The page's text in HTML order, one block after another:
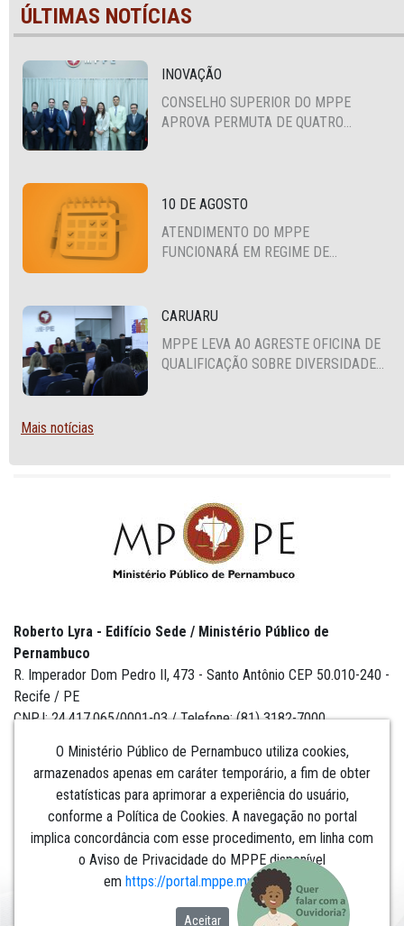
ÚLTIMAS NOTÍCIAS
INOVAÇÃO
CONSELHO SUPERIOR DO MPPE
APROVA PERMUTA DE QUATRO
10 DE AGOSTO
ATENDIMENTO DO MPPE
FUNCIONARÁ EM REGIME DE
CARUARU
MPPE LEVA AO AGRESTE OFICINA DE
QUALIFICAÇÃO SOBRE DIVERSIDADE
Mais notícias
O Ministério Público de Pernambuco utiliza cookies,
armazenados apenas em caráter temporário, a fim de obter
estatísticas para aprimorar a experiência do usuário,
conforme a Política de Cookies. A navegação no portal
implica concordância com esse procedimento, em linha com
o Aviso de Privacidade do MPPE disponível
em https://portal.mppe.mp.br/lgpd.​​​​​​​
Aceitar
Roberto Lyra - Edifício Sede / Ministério Público de
Pernambuco
R. Imperador Dom Pedro II, 473 - Santo Antônio CEP 50.010-240 -
Recife / PE
CNPJ: 24.417.065/0001-03 / Telefone: (81) 3182-7000
Institucional
Comunicação